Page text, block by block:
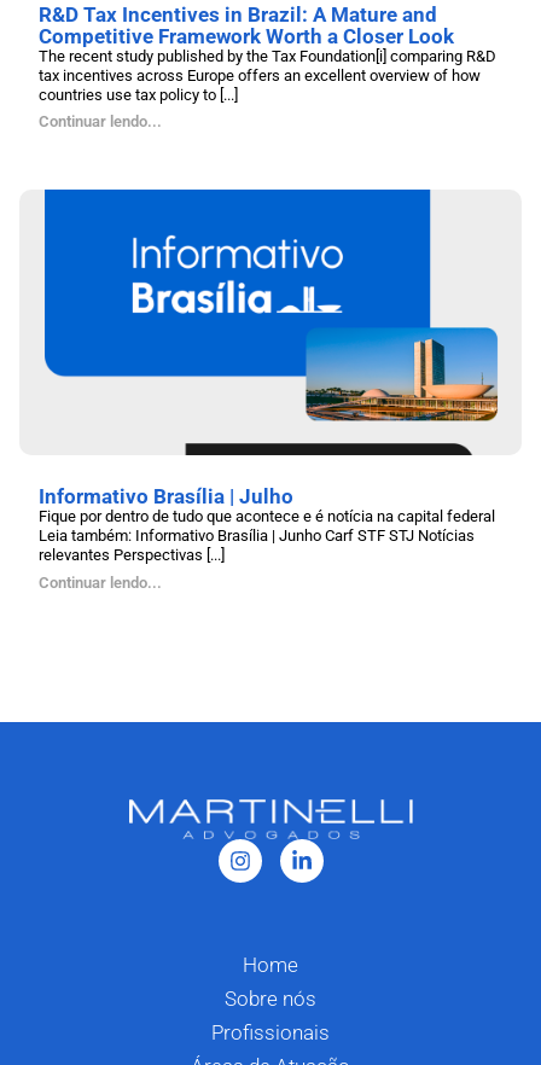
R&D Tax Incentives in Brazil: A Mature and
Competitive Framework Worth a Closer Look
The recent study published by the Tax Foundation[i] comparing R&D
tax incentives across Europe offers an excellent overview of how
countries use tax policy to [...]
Continuar lendo...
Informativo Brasília | Julho
Fique por dentro de tudo que acontece e é notícia na capital federal
Leia também: Informativo Brasília | Junho Carf STF STJ Notícias
relevantes Perspectivas [...]
Continuar lendo...
Home
Sobre nós
Profissionais